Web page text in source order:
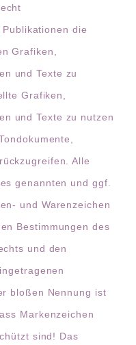
die
Grafiken,
und Texte zu
Grafiken,
und Texte zu nutzen
Alle
genannten und ggf.
und Warenzeichen
Bestimmungen des
und den
bloßen Nennung ist
Markenzeichen
sind! Das